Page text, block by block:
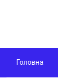
Головна